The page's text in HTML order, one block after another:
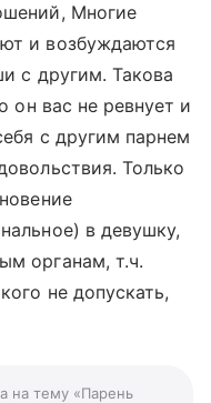
Многие
и возбуждаются
с другим. Такова
он вас не ревнует и
с другим парнем
Только
в девушку,
органам, т.ч.
не допускать,
на тему «Парень